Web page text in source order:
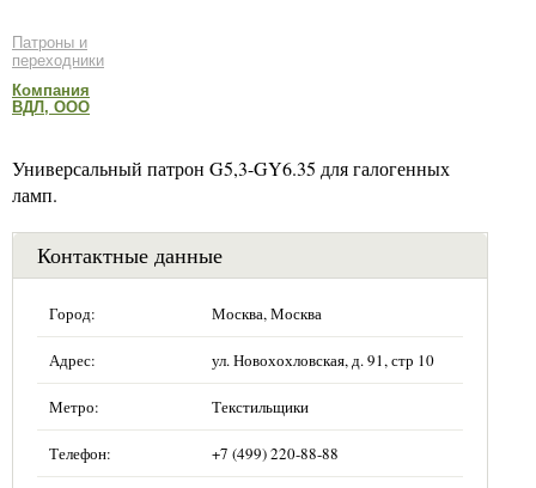
Патроны и
переходники
Компания
ВДЛ, ООО
Универсальный патрон G5,3-GY6.35 для галогенных
ламп.
Контактные данные
Город: Москва, Москва
Адрес: ул. Новохохловская, д. 91, стр 10
Метро: Текстильщики
Телефон: +7 (499) 220-88-88